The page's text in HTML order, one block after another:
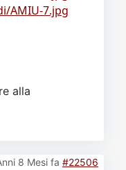
AMIU-7.jpg
alla
8 Mesi fa #22506